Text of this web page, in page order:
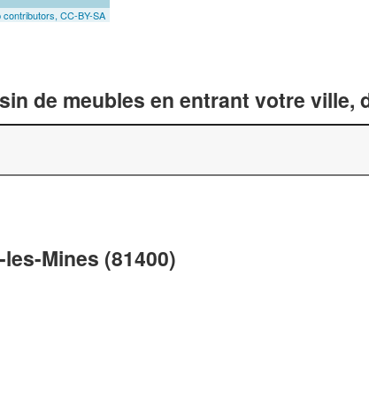
contributors, CC-BY-SA
de meubles en entrant votre
Mines (81400)